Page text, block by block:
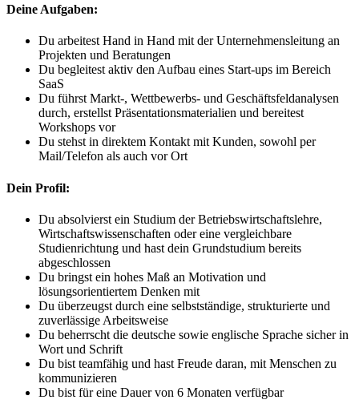
Deine Aufgaben:
Du arbeitest Hand in Hand mit der Unternehmensleitung an
Projekten und Beratungen
Du begleitest aktiv den Aufbau eines Start-ups im Bereich
SaaS
Du führst Markt-, Wettbewerbs- und Geschäftsfeldanalysen
durch, erstellst Präsentationsmaterialien und bereitest
Workshops vor
Du stehst in direktem Kontakt mit Kunden, sowohl per
Mail/Telefon als auch vor Ort
Dein Profil:
Du absolvierst ein Studium der Betriebswirtschaftslehre,
Wirtschaftswissenschaften oder eine vergleichbare
Studienrichtung und hast dein Grundstudium bereits
abgeschlossen
Du bringst ein hohes Maß an Motivation und
lösungsorientiertem Denken mit
Du überzeugst durch eine selbstständige, strukturierte und
zuverlässige Arbeitsweise
Du beherrscht die deutsche sowie englische Sprache sicher in
Wort und Schrift
Du bist teamfähig und hast Freude daran, mit Menschen zu
kommunizieren
Du bist für eine Dauer von 6 Monaten verfügbar